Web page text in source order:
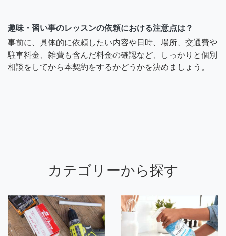
趣味・習い事のレッスンの依頼における注意点は？
事前に、具体的に依頼したい内容や日時、場所、交通費や
駐車料金、雑費も含んだ料金の確認など、しっかりと個別
相談をしてから本契約をするかどうかを決めましょう。
カテゴリーから探す